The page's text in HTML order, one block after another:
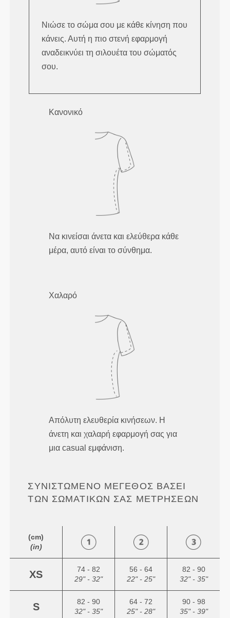
Νιώσε το σώμα σου με κάθε κίνηση που
κάνεις. Αυτή η πιο στενή εφαρμογή
αναδεικνύει τη σιλουέτα του σώματός
σου.
Κανονικό
Να κινείσαι άνετα και ελεύθερα κάθε
μέρα, αυτό είναι το σύνθημα.
Χαλαρό
Απόλυτη ελευθερία κινήσεων. Η
άνετη και χαλαρή εφαρμογή σας για
μια casual εμφάνιση.
ΣΥΝΙΣΤΏΜΕΝΟ ΜΈΓΕΘΟΣ ΒΆΣΕΙ
ΤΩΝ ΣΩΜΑΤΙΚΏΝ ΣΑΣ ΜΕΤΡΉΣΕΩΝ
(cm)
(in)
XS
74 - 82
29" - 32"
56 - 64
22" - 25"
82 - 90
32" - 35"
S
82 - 90
32" - 35"
64 - 72
25" - 28"
90 - 98
35" - 39"